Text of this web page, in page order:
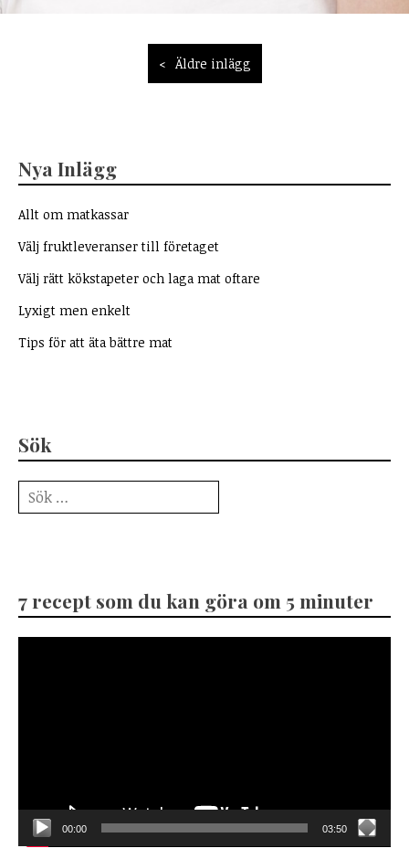
InläggsnavigeringÄldre inlägg
Nya Inlägg
Allt om matkassar
Välj fruktleveranser till företaget
Välj rätt kökstapeter och laga mat oftare
Lyxigt men enkelt
Tips för att äta bättre mat
Sök
Sök
efter:
7 recept som du kan göra om 5 minuter
00:00 03:50